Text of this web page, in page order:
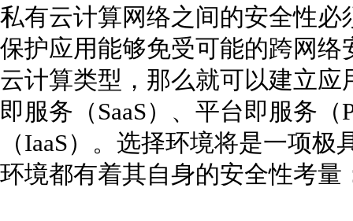
私有云计算网络之间的安全性
保护应用能够免受可能的跨网
云计算类型，那么就可以建立
即服务（SaaS）、平台即服务
（IaaS）。选择环境将是一项
环境都有着其自身的安全性考量